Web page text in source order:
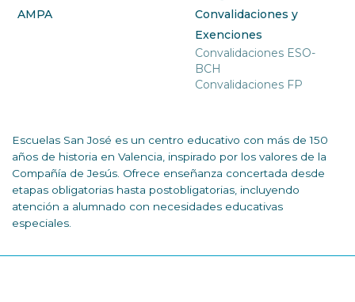
AMPA
Convalidaciones y
Exenciones
Convalidaciones ESO-
BCH
Convalidaciones FP
Escuelas San José es un centro educativo con más de 150
años de historia en Valencia, inspirado por los valores de la
Compañía de Jesús. Ofrece enseñanza concertada desde
etapas obligatorias hasta postobligatorias, incluyendo
atención a alumnado con necesidades educativas
especiales.